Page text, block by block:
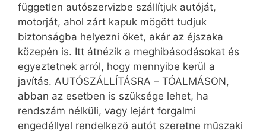
független autószervizbe szállítjuk autóját,
motorját, ahol zárt kapuk mögött tudjuk
biztonságba helyezni őket, akár az éjszaka
közepén is. Itt átnézik a meghibásodásokat és
egyeztetnek arról, hogy mennyibe kerül a
javítás. AUTÓSZÁLLÍTÁSRA – TÓALMÁSON,
abban az esetben is szüksége lehet, ha
rendszám nélküli, vagy lejárt forgalmi
engedéllyel rendelkező autót szeretne műszaki